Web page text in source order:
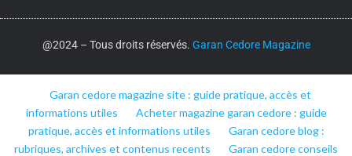
@2024 – Tous droits réservés. Garan Cedore Magazine
Garan cedore magazine site : guide pratique, accès et
informations utiles
Acheter magazine garan cedore : guide
pratique, accès et informations utiles
Garan cedore blog :
rubriques, archives et contenus recents
Garan cedore conseils